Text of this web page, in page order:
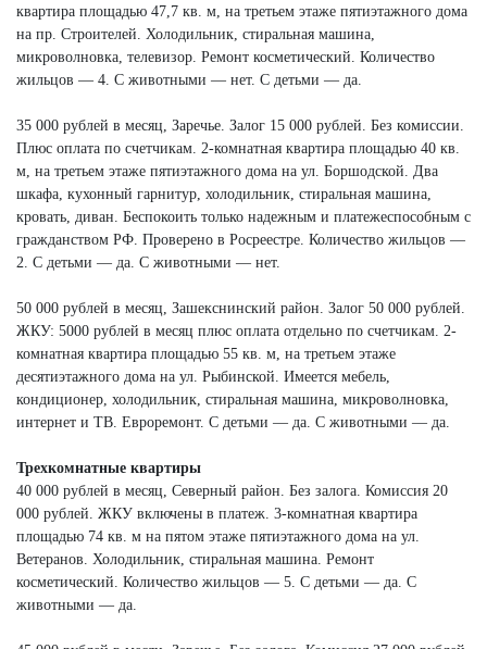
квартира площадью 47,7 кв. м, на третьем этаже пятиэтажного дома
на пр. Строителей. Холодильник, стиральная машина,
микроволновка, телевизор. Ремонт косметический. Количество
жильцов — 4. С животными — нет. С детьми — да.
35 000 рублей в месяц, Заречье. Залог 15 000 рублей. Без комиссии.
Плюс оплата по счетчикам. 2-комнатная квартира площадью 40 кв.
м, на третьем этаже пятиэтажного дома на ул. Боршодской. Два
шкафа, кухонный гарнитур, холодильник, стиральная машина,
кровать, диван. Беспокоить только надежным и платежеспособным с
гражданством РФ. Проверено в Росреестре. Количество жильцов —
2. С детьми — да. С животными — нет.
50 000 рублей в месяц, Зашекснинский район. Залог 50 000 рублей.
ЖКУ: 5000 рублей в месяц плюс оплата отдельно по счетчикам. 2-
комнатная квартира площадью 55 кв. м, на третьем этаже
десятиэтажного дома на ул. Рыбинской. Имеется мебель,
кондиционер, холодильник, стиральная машина, микроволновка,
интернет и ТВ. Евроремонт. С детьми — да. С животными — да.
Трехкомнатные квартиры
40 000 рублей в месяц, Северный район. Без залога. Комиссия 20
000 рублей. ЖКУ включены в платеж. 3-комнатная квартира
площадью 74 кв. м на пятом этаже пятиэтажного дома на ул.
Ветеранов. Холодильник, стиральная машина. Ремонт
косметический. Количество жильцов — 5. С детьми — да. С
животными — да.